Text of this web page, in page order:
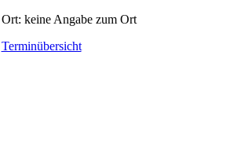
Ort: keine Angabe zum Ort
Terminübersicht